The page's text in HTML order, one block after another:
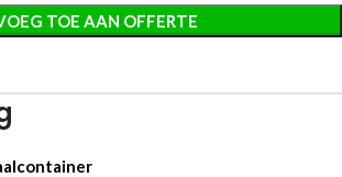
TOE AAN OFFERTE